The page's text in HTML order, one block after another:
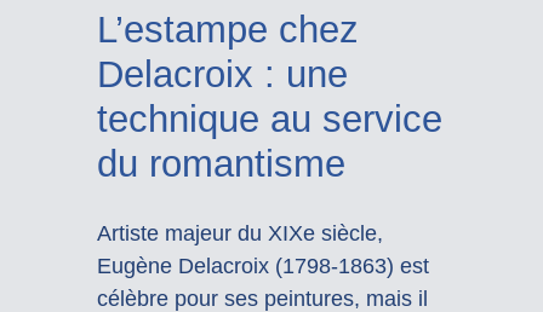
L’estampe chez
Delacroix : une
technique au service
du romantisme
Artiste majeur du XIXe siècle,
Eugène Delacroix (1798-1863) est
célèbre pour ses peintures, mais il